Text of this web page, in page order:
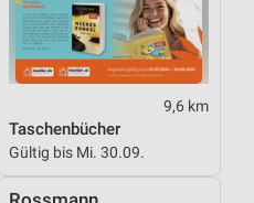
9,6 km
Taschenbücher
Gültig bis Mi. 30.09.